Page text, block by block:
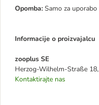
Opomba: Samo za
Informacije o proizvajalcu
zooplus SE
Herzog-Wilhelm-Straße
Kontaktirajte nas